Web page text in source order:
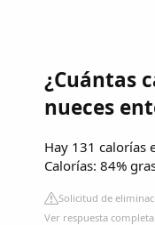
¿Cuántas
nueces
Hay 131 calorías
Calorías: 84%
Solicitud de
Ver respuesta